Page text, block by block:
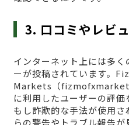
3. 口コミやレビ
インターネット上には多
ーが投稿されています。
Markets（
に利用したユーザーの評価
もし詐欺的な手法が使用
らの警告やトラブル報告